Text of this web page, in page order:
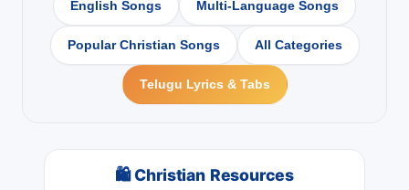
English Songs Multi-Language Songs
Popular Christian Songs All Categories
Telugu Lyrics & Tabs
🛍 Christian Resources